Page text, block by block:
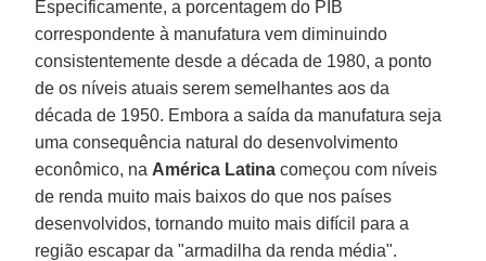
Especificamente, a porcentagem do PIB
correspondente à manufatura vem diminuindo
consistentemente desde a década de 1980, a ponto
de os níveis atuais serem semelhantes aos da
década de 1950. Embora a saída da manufatura seja
uma consequência natural do desenvolvimento
econômico, na América Latina começou com níveis
de renda muito mais baixos do que nos países
desenvolvidos, tornando muito mais difícil para a
região escapar da "armadilha da renda média".